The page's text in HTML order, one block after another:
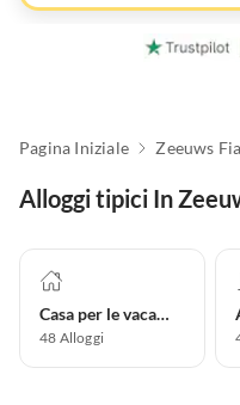
Pagina Iniziale Zeeuws
Alloggi tipici In
Casa per le vacanze
48 Alloggi